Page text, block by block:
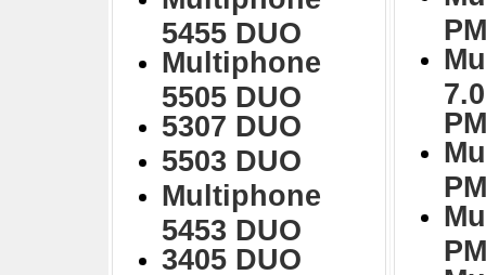
5455 DUO
Multiphone
5505 DUO
5307 DUO
5503 DUO
Multiphone
5453 DUO
3405 DUO